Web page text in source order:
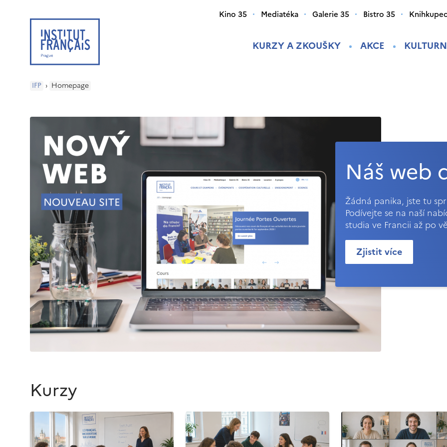
KURZY A ZKOUŠKY AKCE
Kino 35 Mediatéka Galerie 35 Bistro 35
IFP › Homepage
Náš web
Žádná panika, jste tu
Podívejte se na naší
studia ve Francii až po
Zjistit více
Kurzy